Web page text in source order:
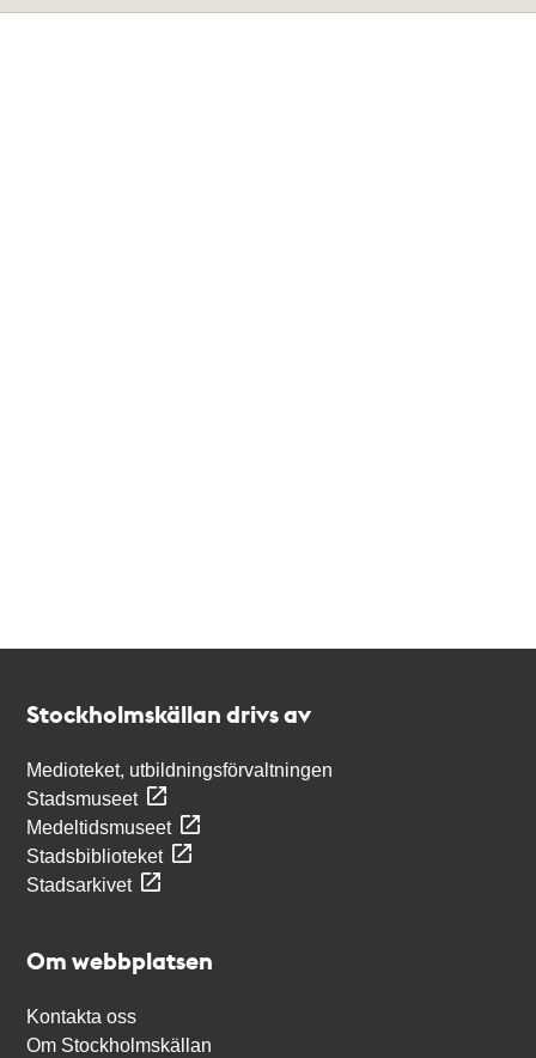
Stockholmskällan drivs av
Medioteket, utbildningsförvaltningen
Stadsmuseet
Medeltidsmuseet
Stadsbiblioteket
Stadsarkivet
Om webbplatsen
Kontakta oss
Om Stockholmskällan